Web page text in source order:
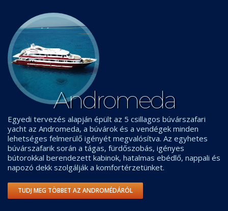
Andromeda
Egyedi tervezés alapján épült az 5 csillagos búvárszafari
yacht az Andromeda, a búvárok és a vendégek minden
lehetséges felmerülő igényét megvalósítva. Az egyhetes
búvárszafarik során a tágas, fürdőszobás, igényes
bútorokkal berendezett kabinok, hatalmas ebédlő, nappali és
napozó dekk szolgálják a komfortérzetünket.
TUDJ MEG TÖBBET AZ ANDROMÉDÁRÓL